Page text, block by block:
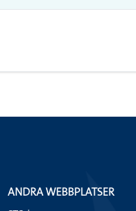
ANDRA WEBBPLATSER